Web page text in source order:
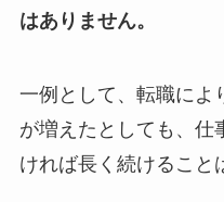
はありません。
一例として、転職によ
が増えたとしても、仕
ければ長く続けること